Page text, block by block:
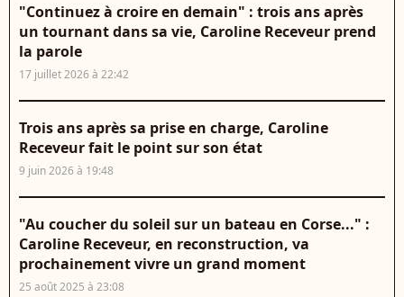
"Continuez à croire en demain" : trois ans après
un tournant dans sa vie, Caroline Receveur prend
la parole
17 juillet 2026 à 22:42
Trois ans après sa prise en charge, Caroline
Receveur fait le point sur son état
9 juin 2026 à 19:48
"Au coucher du soleil sur un bateau en Corse..." :
Caroline Receveur, en reconstruction, va
prochainement vivre un grand moment
25 août 2025 à 23:08